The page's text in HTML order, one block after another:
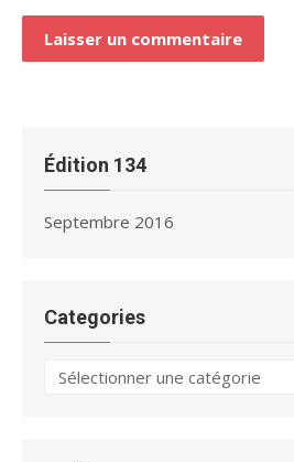
Édition 134
Septembre 2016
Categories
Categories